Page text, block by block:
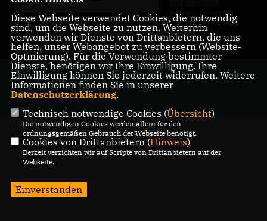
DATENSCHUTZ
KONTAKT
@2026 CDU Willich
Alle Rechte vorbehalten.
REALISATION: SHARKNESS MEDIA GMBH & CO. KG
Diese Webseite verwendet Cookies, die notwendig
sind, um die Webseite zu nutzen. Weiterhin
verwenden wir Dienste von Drittanbietern, die uns
helfen, unser Webangebot zu verbessern (Website-
Optmierung). Für die Verwendung bestimmter
Dienste, benötigen wir Ihre Einwilligung. Ihre
Einwilligung können Sie jederzeit widerrufen. Weitere
Informationen finden Sie in unserer
Datenschutzerklärung.
Technisch notwendige Cookies (Übersicht)
Die notwendigen Cookies werden allein für den
ordnungsgemäßen Gebrauch der Webseite benötigt.
Cookies von Drittanbietern (Hinweis)
Derzeit verzichten wir auf Scripte von Drittanbietern auf der
Webseite.
Einverstanden